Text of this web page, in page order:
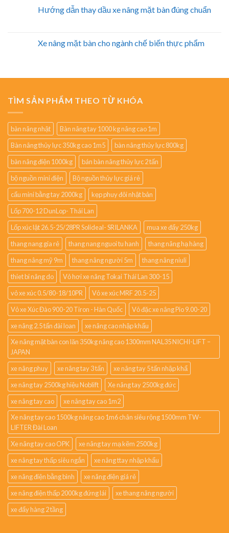
Hướng dẫn thay dầu xe nâng mặt bàn đúng chuẩn
Xe nâng mặt bàn cho ngành chế biến thực phẩm
TÌM SẢN PHẨM THEO TỪ KHÓA
bàn nâng nhật
Bàn nâng tay 1000 kg nâng cao 1m
Bàn nâng thủy lực 350kg cao 1m5
bàn nâng thủy lực 800kg
bàn nâng điện 1000kg
bán bàn nâng thủy lực 2 tấn
bộ nguồn mini điện
Bộ nguồn thủy lực giá rẻ
cẩu mini bằng tay 2000kg
kẹp phuy đôi nhật bản
Lốp 700-12 DunLop- Thái Lan
Lốp xúc lật 26.5-25/28PR Solideal- SRILANKA
mua xe đẩy 250kg
thang nang gia rẻ
thang nang nguoi tu hanh
thang nâng hạ hàng
thang nâng mỹ 9m
thang nâng người 5m
thang nâng niuli
thiet bi nâng do
Vỏ hơi xe nâng Tokai Thái Lan 300-15
vỏ xe xúc 0.5/80-18/10PR
Vỏ xe xúc MRF 20.5-25
Vỏ xe Xúc Đào 900-20 Tiron - Hàn Quốc
Vỏ đặc xe nâng Pio 9.00-20
xe nâng 2.5 tấn đài loan
xe nâng cao nhập khẩu
Xe nâng mặt bàn con lăn 350kg nâng cao 1300mm NAL35 NICHI-LIFT –
JAPAN
xe nâng phuy
xe nâng tay 3 tấn
xe nâng tay 5 tấn nhập khẩ
xe nâng tay 2500kg hiệu Noblift
Xe nâng tay 2500kg đức
xe nâng tay cao
xe nâng tay cao 1m2
Xe nâng tay cao 1500kg nâng cao 1m6 chân siêu rộng 1500mm TW-
LIFTER Đài Loan
Xe nâng tay cao OPK
xe nâng tay mạ kẽm 2500kg
xe nâng tay thấp siêu ngắn
xe nâng ttay nhập khẩu
xe nâng điện bằng bình
xe nâng điện giá rẻ
xe nâng điện thấp 2000kg đứng lái
xe thang nâng người
xe đẩy hàng 2 tầng